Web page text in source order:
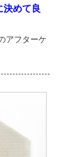
決めて良
アフターケ